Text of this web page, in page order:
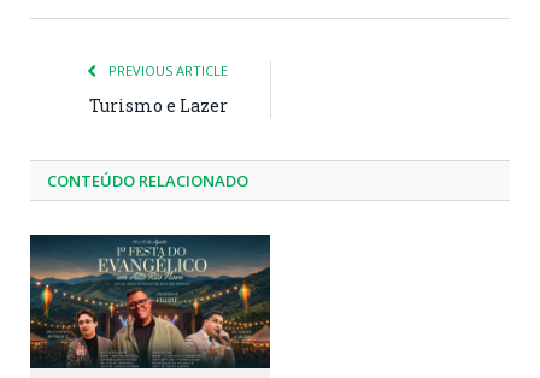
PREVIOUS ARTICLE
Turismo e Lazer
CONTEÚDO RELACIONADO